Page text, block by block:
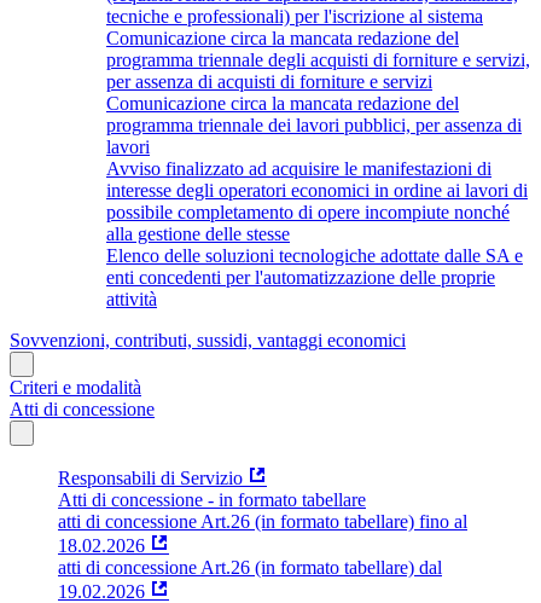
tecniche e professionali) per l'iscrizione al sistema
Comunicazione circa la mancata redazione del
programma triennale degli acquisti di forniture e servizi,
per assenza di acquisti di forniture e servizi
Comunicazione circa la mancata redazione del
programma triennale dei lavori pubblici, per assenza di
lavori
Avviso finalizzato ad acquisire le manifestazioni di
interesse degli operatori economici in ordine ai lavori di
possibile completamento di opere incompiute nonché
alla gestione delle stesse
Elenco delle soluzioni tecnologiche adottate dalle SA e
enti concedenti per l'automatizzazione delle proprie
attività
Sovvenzioni, contributi, sussidi, vantaggi economici
Criteri e modalità
Atti di concessione
Responsabili di Servizio
Atti di concessione - in formato tabellare
atti di concessione Art.26 (in formato tabellare) fino al
18.02.2026
atti di concessione Art.26 (in formato tabellare) dal
19.02.2026